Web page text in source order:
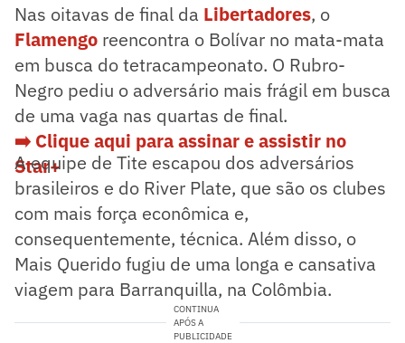
Nas oitavas de final da Libertadores, o
Flamengo reencontra o Bolívar no mata-mata
em busca do tetracampeonato. O Rubro-
Negro pediu o adversário mais frágil em busca
de uma vaga nas quartas de final.
➡️ Clique aqui para assinar e assistir no
Star+
A equipe de Tite escapou dos adversários
brasileiros e do River Plate, que são os clubes
com mais força econômica e,
consequentemente, técnica. Além disso, o
Mais Querido fugiu de uma longa e cansativa
viagem para Barranquilla, na Colômbia.
CONTINUA
APÓS A
PUBLICIDADE